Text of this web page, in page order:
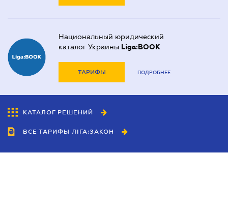
Национальный юридический
каталог Украины Liga:BOOK
ТАРИФЫ ПОДРОБНЕЕ
КАТАЛОГ РЕШЕНИЙ
ВСЕ ТАРИФЫ ЛІГА:ЗАКОН